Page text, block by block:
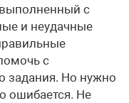
с
и неудачные
с
задания. Но нужно
ошибается. Не